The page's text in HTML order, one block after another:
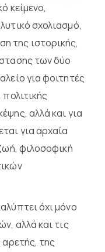
κείμενο,
σχολιασμό,
της ιστορικής,
των δύο
για φοιτητές
αλλά και για
για αρχαία
φιλοσοφική
όχι μόνο
αλλά και τις
αρετής, της